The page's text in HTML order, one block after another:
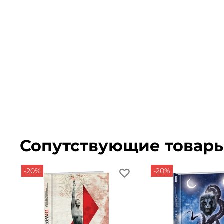
Сопутствующие
-20% -20%